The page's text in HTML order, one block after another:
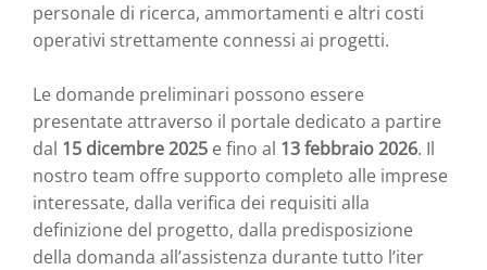
personale di ricerca, ammortamenti e altri costi
operativi strettamente connessi ai progetti.
Le domande preliminari possono essere
presentate attraverso il portale dedicato a partire
dal 15 dicembre 2025 e fino al 13 febbraio 2026. Il
nostro team offre supporto completo alle imprese
interessate, dalla verifica dei requisiti alla
definizione del progetto, dalla predisposizione
della domanda all’assistenza durante tutto l’iter